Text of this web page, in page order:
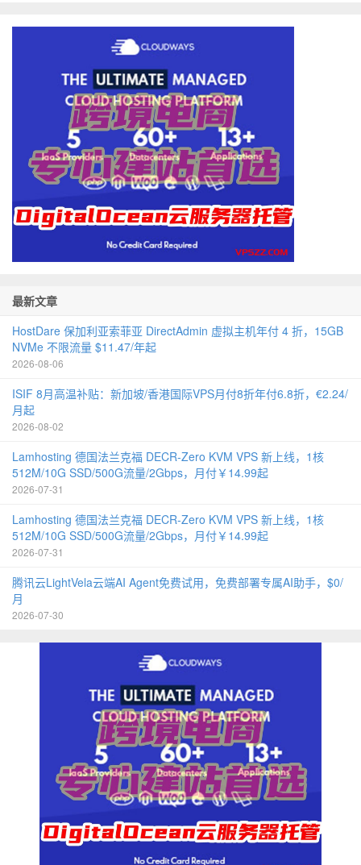
最新文章
HostDare 保加利亚索菲亚 DirectAdmin 虚拟主机年付 4 折，15GB
NVMe 不限流量 $11.47/年起
2026-08-06
ISIF 8月高温补贴：新加坡/香港国际VPS月付8折年付6.8折，€2.24/
月起
2026-08-02
Lamhosting 德国法兰克福 DECR-Zero KVM VPS 新上线，1核
512M/10G SSD/500G流量/2Gbps，月付￥14.99起
2026-07-31
Lamhosting 德国法兰克福 DECR-Zero KVM VPS 新上线，1核
512M/10G SSD/500G流量/2Gbps，月付￥14.99起
2026-07-31
腾讯云LightVela云端AI Agent免费试用，免费部署专属AI助手，$0/
月
2026-07-30